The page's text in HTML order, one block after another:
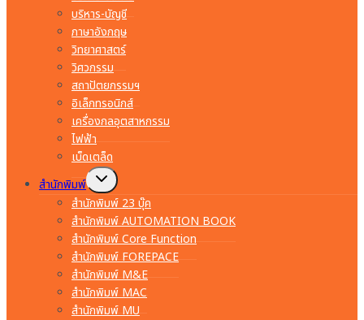
บริหาร-บัญชี
ภาษาอังกฤษ
วิทยาศาสตร์
วิศวกรรม
สถาปัตยกรรมฯ
อิเล็กทรอนิกส์
เครื่องกลอุตสาหกรรม
ไฟฟ้า
เบ็ดเตล็ด
สำนักพิมพ์
Toggle
child
menu
สำนักพิมพ์ 23 บุ๊ค
สำนักพิมพ์ AUTOMATION BOOK
สำนักพิมพ์ Core Function
สำนักพิมพ์ FOREPACE
สำนักพิมพ์ M&E
สำนักพิมพ์ MAC
สำนักพิมพ์ MU